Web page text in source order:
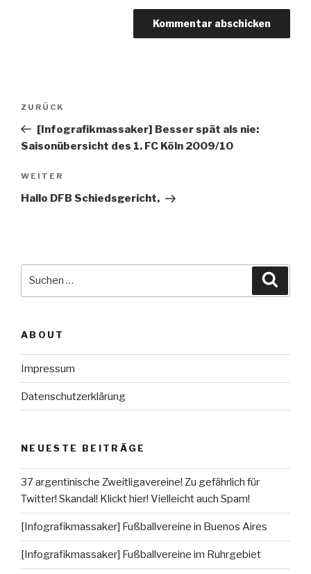
Beitragsnavigation
Vorheriger
Beitrag
ZURÜCK
[Infografikmassaker] Besser spät als nie:
Saisonübersicht des 1. FC Köln 2009/10
Nächster
Beitrag
WEITER
Hallo DFB Schiedsgericht,
ABOUT
Impressum
Datenschutzerklärung
NEUESTE BEITRÄGE
37 argentinische Zweitligavereine! Zu gefährlich für
Twitter! Skandal! Klickt hier! Vielleicht auch Spam!
[Infografikmassaker] Fußballvereine in Buenos Aires
[Infografikmassaker] Fußballvereine im Ruhrgebiet